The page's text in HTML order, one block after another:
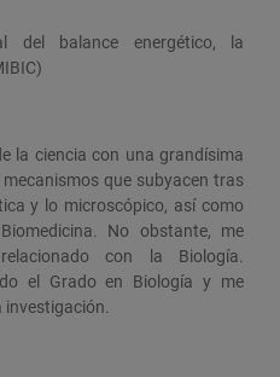
del balance energético, la
la ciencia con una grandísima
que subyacen tras
y lo microscópico, así como
No obstante, me
con la Biología.
el Grado en Biología y me
investigación.